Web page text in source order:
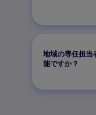
地域の専任担当
能ですか？